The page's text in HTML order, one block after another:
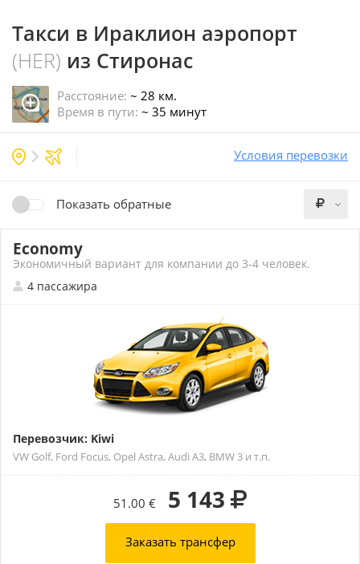
Такси в Ираклион аэропорт
(HER) из Стиронас
Расстояние: ~ 28 км.
Время в пути: ~ 35 минут
Показать обратные
Условия перевозки
Economy
Экономичный вариант для компании до 3-4 человек.
4 пассажира
Перевозчик: Kiwi
VW Golf, Ford Focus, Opel Astra, Audi A3, BMW 3 и т.п.
51.00 € 5 143
Заказать трансфер